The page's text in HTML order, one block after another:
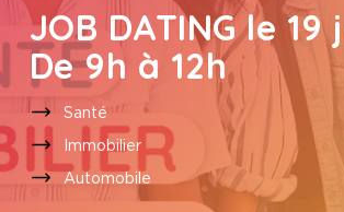
JOB DATING le 19
De 9h à 12h
Santé
Immobilier
Automobile